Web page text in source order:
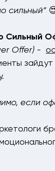
сильный”
Сильный
Offer) -
если